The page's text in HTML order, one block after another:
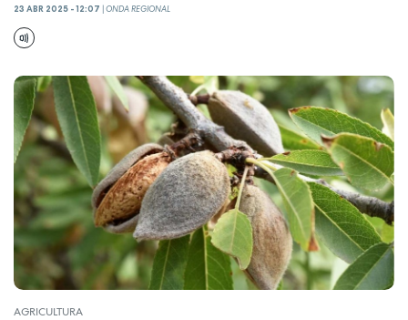
23 ABR 2025 - 12:07 |ONDA REGIONAL
AGRICULTURA